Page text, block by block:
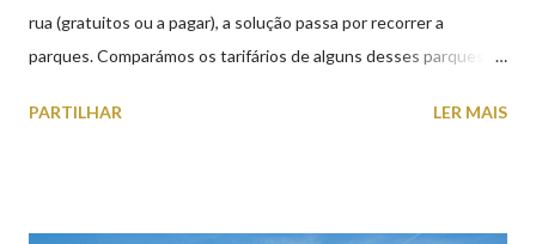
rua (gratuitos ou a pagar), a solução passa por recorrer a
parques. Comparámos os tarifários de alguns desses parques de
subterrâneos) perto do centro da cidade (entenda-se por
PARTILHAR LER MAIS